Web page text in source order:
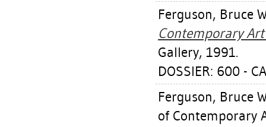
Ferguson, Bruce
Contemporary
Gallery, 1991.
DOSSIER: 600 -
Ferguson, Bruce
of Contemporary